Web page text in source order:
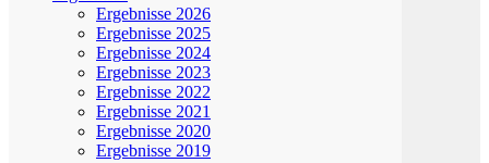
Ergebnisse 2026
Ergebnisse 2025
Ergebnisse 2024
Ergebnisse 2023
Ergebnisse 2022
Ergebnisse 2021
Ergebnisse 2020
Ergebnisse 2019